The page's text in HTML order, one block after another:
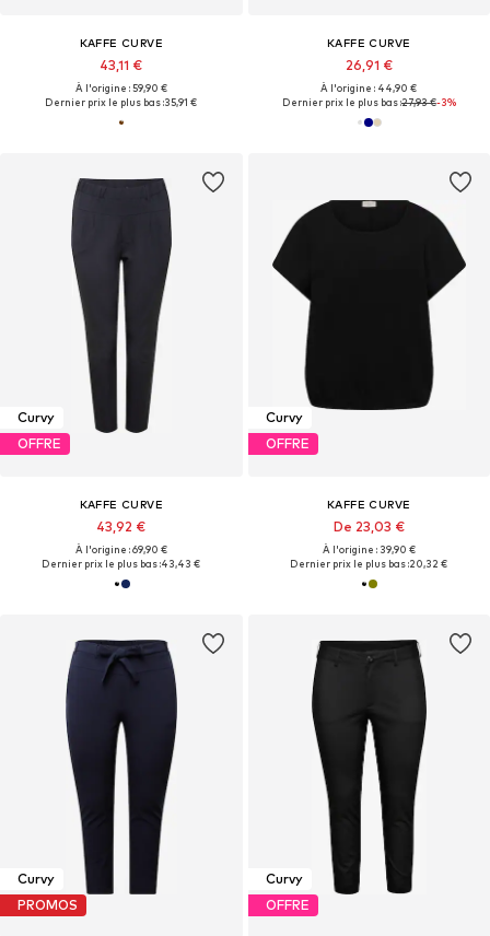
KAFFE CURVE
43,11 €
À l'origine : 59,90 €
Dernier prix le plus bas :35,91 €
KAFFE CURVE
26,91 €
À l'origine : 44,90 €
Dernier prix le plus bas :27,93 €-3%
Curvy
OFFRE
KAFFE CURVE
43,92 €
À l'origine : 69,90 €
Dernier prix le plus bas :43,43 €
Curvy
OFFRE
KAFFE CURVE
De 23,03 €
À l'origine : 39,90 €
Dernier prix le plus bas :20,32 €
Curvy
PROMOS
Curvy
OFFRE